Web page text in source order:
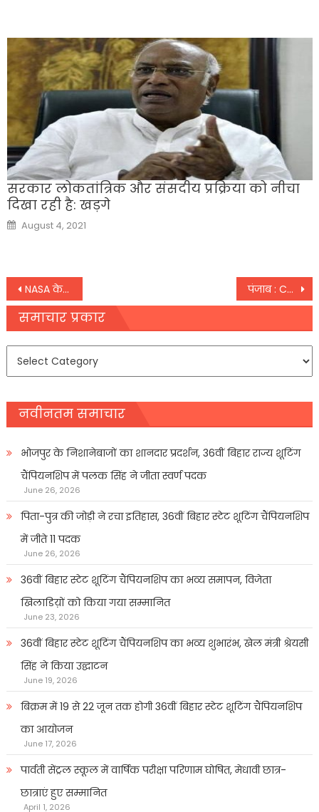
सरकार लोकतांत्रिक और संसदीय प्रक्रिया को नीचा
दिखा रही है: खड़गे
Posted
on
August 4, 2021
Post
navigation
NASA के Perseverance रोवर ने मंगल पर पहली बार 21 फुट की दूरी तय की पंजाब : CM अमरिंदर सिंह का अवैध खनन पर सख्त कार्रवाई का ऐलान,
समाचार प्रकार
समाचार
नवीनतम समाचार
भोजपुर के निशानेबाजों का शानदार प्रदर्शन, 36वीं बिहार राज्य शूटिंग
चैंपियनशिप में पलक सिंह ने जीता स्वर्ण पदक
June 26, 2026
पिता-पुत्र की जोड़ी ने रचा इतिहास, 36वीं बिहार स्टेट शूटिंग चैंपियनशिप
में जीते 11 पदक
June 26, 2026
36वीं बिहार स्टेट शूटिंग चैंपियनशिप का भव्य समापन, विजेता
खिलाडिय़ों को किया गया सम्मानित
June 23, 2026
36वीं बिहार स्टेट शूटिंग चैंपियनशिप का भव्य शुभारंभ, खेल मंत्री श्रेयसी
सिंह ने किया उद्घाटन
June 19, 2026
बिक्रम में 19 से 22 जून तक होगी 36वीं बिहार स्टेट शूटिंग चैंपियनशिप
का आयोजन
June 17, 2026
पार्वती सेंट्रल स्कूल में वार्षिक परीक्षा परिणाम घोषित, मेधावी छात्र-
छात्राएं हुए सम्मानित
April 1, 2026